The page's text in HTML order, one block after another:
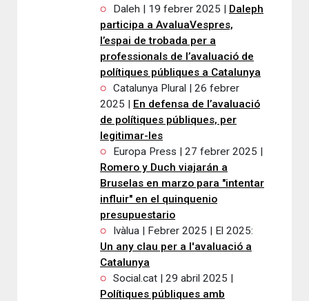
Daleh | 19 febrer 2025 | Daleph
participa a AvaluaVespres,
l’espai de trobada per a
professionals de l’avaluació de
polítiques públiques a Catalunya
Catalunya Plural | 26 febrer
2025 | En defensa de l’avaluació
de polítiques públiques, per
legitimar-les
Europa Press | 27 febrer 2025 |
Romero y Duch viajarán a
Bruselas en marzo para "intentar
influir" en el quinquenio
presupuestario
Ivàlua | Febrer 2025 | El 2025:
Un any clau per a l'avaluació a
Catalunya
Social.cat | 29 abril 2025 |
Polítiques públiques amb